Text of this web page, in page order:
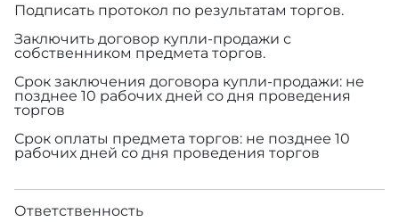
Подписать протокол по результатам торгов.
Заключить договор купли-продажи с
собственником предмета торгов.
Срок заключения договора купли-продажи: не
позднее 10 рабочих дней со дня проведения
торгов
Срок оплаты предмета торгов: не позднее 10
рабочих дней со дня проведения торгов
Ответственность